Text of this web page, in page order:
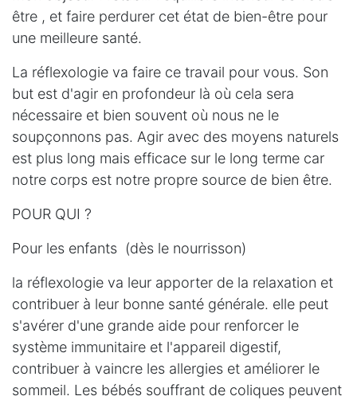
être , et faire perdurer cet état de bien-être pour
une meilleure santé.
La réflexologie va faire ce travail pour vous. Son
but est d'agir en profondeur là où cela sera
nécessaire et bien souvent où nous ne le
soupçonnons pas. Agir avec des moyens naturels
est plus long mais efficace sur le long terme car
notre corps est notre propre source de bien être.
POUR QUI ?
Pour les enfants (dès le nourrisson)
la réflexologie va leur apporter de la relaxation et
contribuer à leur bonne santé générale. elle peut
s'avérer d'une grande aide pour renforcer le
système immunitaire et l'appareil digestif,
contribuer à vaincre les allergies et améliorer le
sommeil. Les bébés souffrant de coliques peuvent